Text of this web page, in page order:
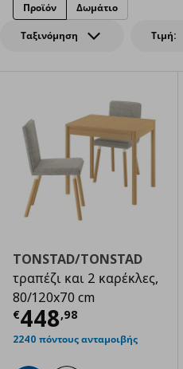
Ταξινόμηση Τιμή:
Προϊόν Δωμάτιο
TONSTAD/TONSTAD
τραπέζι και 2 καρέκλες,
80/120x70 cm
€448,98
Τρέχουσα τιμή
2240 πόντους ανταμοιβής